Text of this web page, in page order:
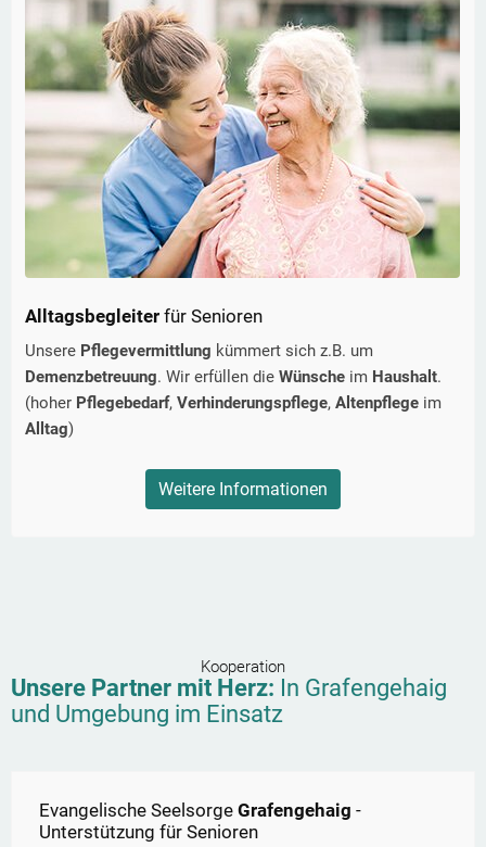
Alltagsbegleiter für Senioren
Unsere Pflegevermittlung kümmert sich z.B. um
Demenzbetreuung. Wir erfüllen die Wünsche im Haushalt.
(hoher Pflegebedarf, Verhinderungspflege, Altenpflege im
Alltag)
Weitere Informationen
Kooperation
Unsere Partner mit Herz: In Grafengehaig
und Umgebung im Einsatz
Evangelische Seelsorge Grafengehaig -
Unterstützung für Senioren